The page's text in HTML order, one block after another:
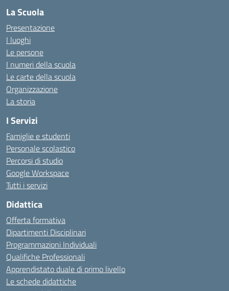
La Scuola
Presentazione
I luoghi
Le persone
I numeri della scuola
Le carte della scuola
Organizzazione
La storia
I Servizi
Famiglie e studenti
Personale scolastico
Percorsi di studio
Google Workspace
Tutti i servizi
Didattica
Offerta formativa
Dipartimenti Disciplinari
Programmazioni Individuali
Qualifiche Professionali
Apprendistato duale di primo livello
Le schede didattiche